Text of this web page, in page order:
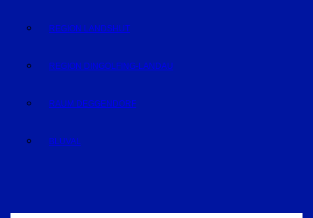
REGION LANDSHUT
REGION DINGOLFING-LANDAU
RAUM DEGGENDORF
BLUVAL